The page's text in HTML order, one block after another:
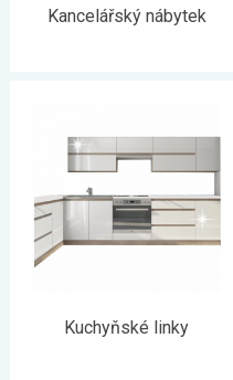
Kancelářský nábytek
Kuchyňské linky